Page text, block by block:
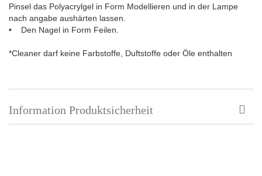
Pinsel das Polyacrylgel in Form Modellieren und in der Lampe
nach angabe aushärten lassen.
• Den Nagel in Form Feilen.
*Cleaner darf keine Farbstoffe, Duftstoffe oder Öle enthalten
Information Produktsicherheit